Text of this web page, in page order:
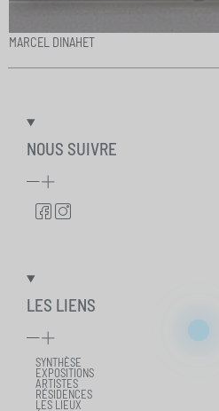
MARCEL DINAHET
NOUS SUIVRE
LES LIENS
SYNTHÈSE
EXPOSITIONS
ARTISTES
RÉSIDENCES
LES LIEUX